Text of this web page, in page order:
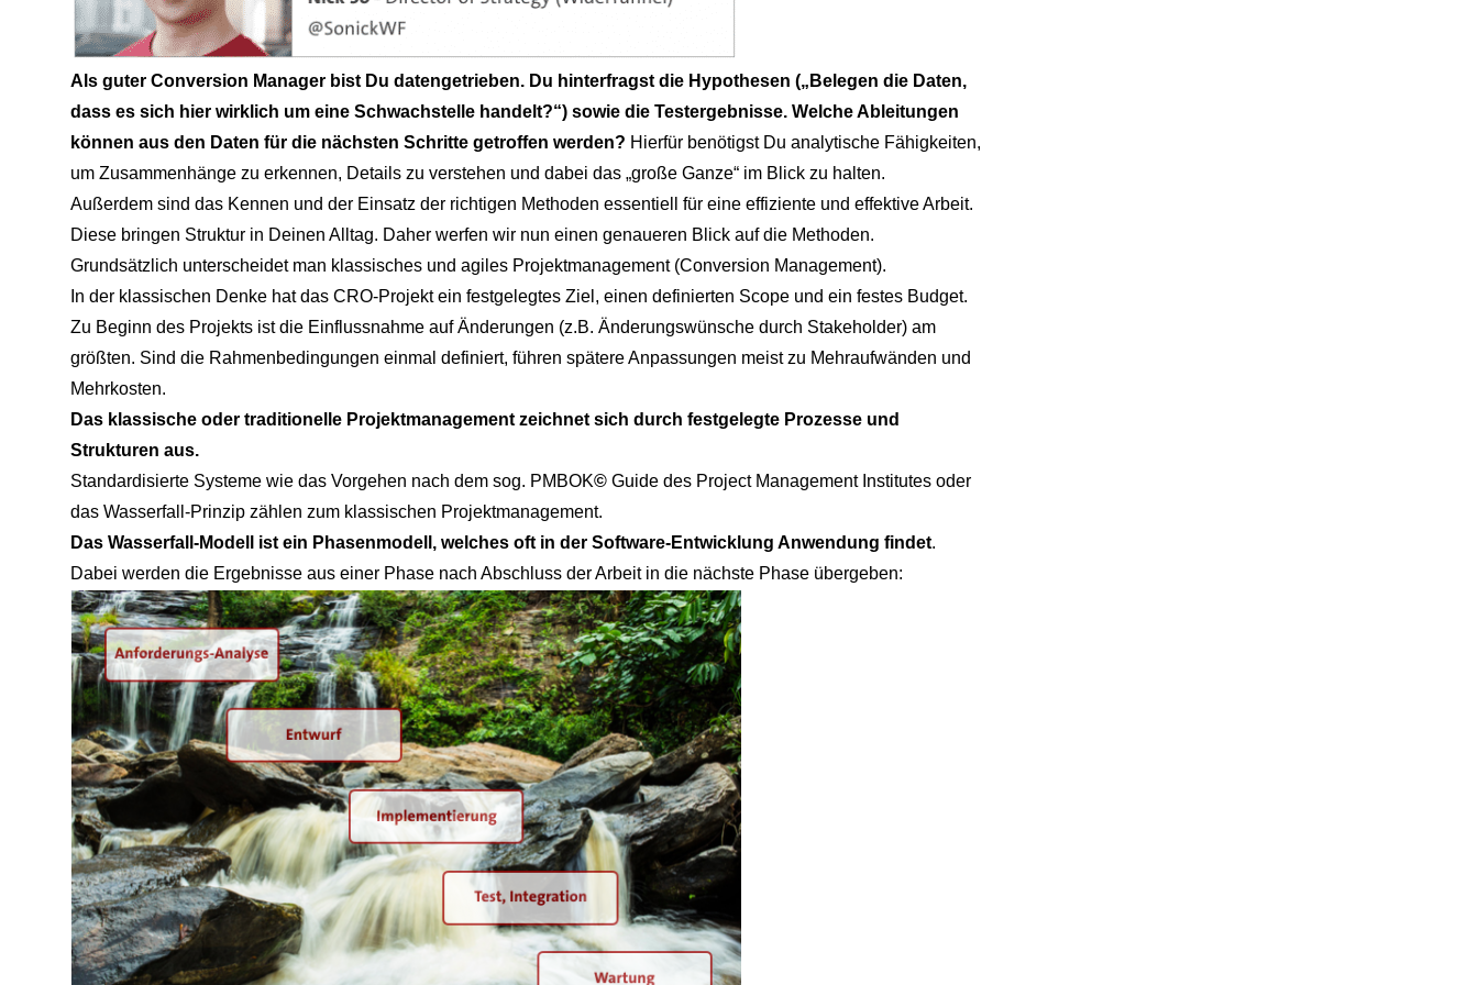
Als guter Conversion Manager bist Du datengetrieben. Du hinterfragst die Hypothesen („Belegen die Daten,
dass es sich hier wirklich um eine Schwachstelle handelt?“) sowie die Testergebnisse. Welche Ableitungen
können aus den Daten für die nächsten Schritte getroffen werden? Hierfür benötigst Du analytische Fähigkeiten,
um Zusammenhänge zu erkennen, Details zu verstehen und dabei das „große Ganze“ im Blick zu halten.
Außerdem sind das Kennen und der Einsatz der richtigen Methoden essentiell für eine effiziente und effektive Arbeit.
Diese bringen Struktur in Deinen Alltag. Daher werfen wir nun einen genaueren Blick auf die Methoden.
Grundsätzlich unterscheidet man klassisches und agiles Projektmanagement (Conversion Management).
In der klassischen Denke hat das CRO-Projekt ein festgelegtes Ziel, einen definierten Scope und ein festes Budget.
Zu Beginn des Projekts ist die Einflussnahme auf Änderungen (z.B. Änderungswünsche durch Stakeholder) am
größten. Sind die Rahmenbedingungen einmal definiert, führen spätere Anpassungen meist zu Mehraufwänden und
Mehrkosten.
Das klassische oder traditionelle Projektmanagement zeichnet sich durch festgelegte Prozesse und
Strukturen aus.
Standardisierte Systeme wie das Vorgehen nach dem sog. PMBOK© Guide des Project Management Institutes oder
das Wasserfall-Prinzip zählen zum klassischen Projektmanagement.
Das Wasserfall-Modell ist ein Phasenmodell, welches oft in der Software-Entwicklung Anwendung findet.
Dabei werden die Ergebnisse aus einer Phase nach Abschluss der Arbeit in die nächste Phase übergeben: